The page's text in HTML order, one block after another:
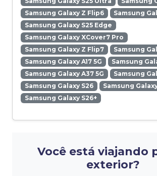
Samsung Galaxy Z Flip6
Samsung
Samsung Galaxy S25 Edge
Samsung Galaxy XCover7 Pro
Samsung Galaxy Z Flip7
Samsung
Samsung Galaxy A17 5G
Samsung
Samsung Galaxy A37 5G
Samsung
Samsung Galaxy S26
Samsung
Samsung Galaxy S26+
Você está viajando
exterior?